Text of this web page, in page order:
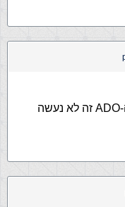
גם כשאתה משתמש בחלוקה דרך ה-ADO זה לא נעשה